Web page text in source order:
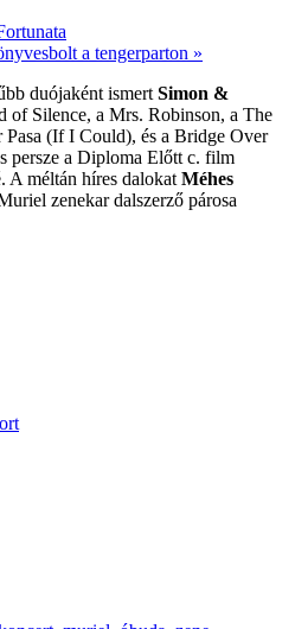
a tengerparton »
duójaként ismertSimon &
of Silence, a Mrs. Robinson, a The
(If I Could), és a Bridge Over
persze a Diploma Előtt c. film
A méltán híres dalokatMéhes
zenekar dalszerző párosa